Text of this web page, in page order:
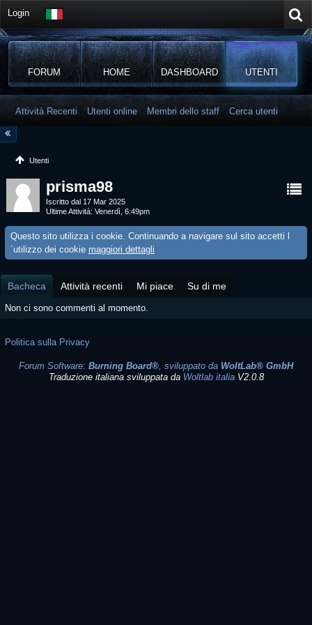
Login
FORUM HOME DASHBOARD UTENTI
Attività Recenti Utenti online Membri dello staff Cerca utenti
Utenti
prisma98
Iscritto dal 17 Mar 2025
Ultime Attività Venerdì, 6:49pm
Questo sito utilizza i cookie. Continuando a navigare sul sito accetti l
´utilizzo dei cookie maggiori dettagli
Bacheca Attività recenti Mi piace Su di me
Non ci sono commenti al momento.
Politica sulla Privacy
Forum Software: Burning Board®, sviluppato da WoltLab® GmbH
Traduzione italiana sviluppata da Woltlab italiaV2.0.8